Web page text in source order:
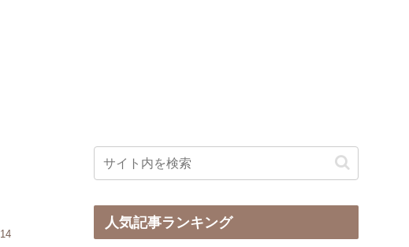
人気記事ランキング